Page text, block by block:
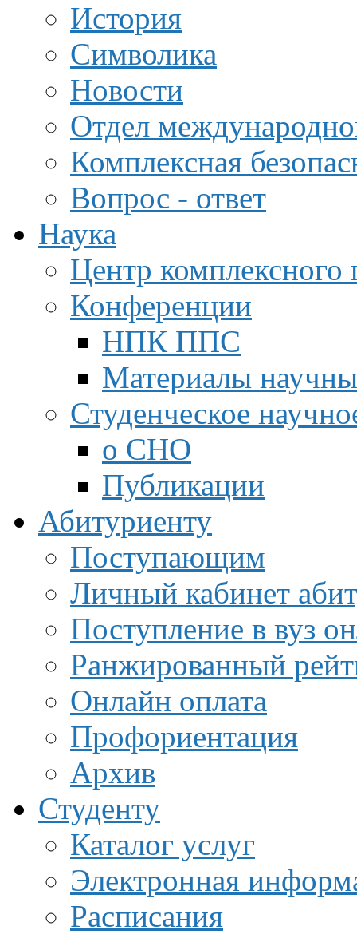
История
Символика
Новости
Отдел
Комплексная
Вопрос - ответ
Наука
Центр
Конференции
НПК ППС
Материалы
Студенческое
о СНО
Публикации
Абитуриенту
Поступающим
Личный кабинет
Поступление в вуз
Ранжированный
Онлайн оплата
Профориентация
Архив
Студенту
Каталог услуг
Электронная
Расписания